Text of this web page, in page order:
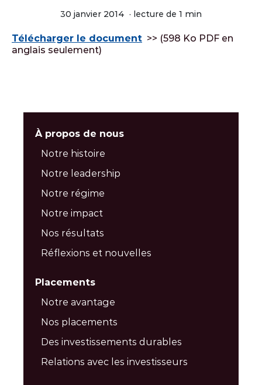
30 janvier 2014 · lecture de 1 min
Télécharger le document >> (598 Ko PDF en
anglais seulement)
À propos de nous
Notre histoire
Notre leadership
Notre régime
Notre impact
Nos résultats
Réflexions et nouvelles
Placements
Notre avantage
Nos placements
Des investissements durables
Relations avec les investisseurs